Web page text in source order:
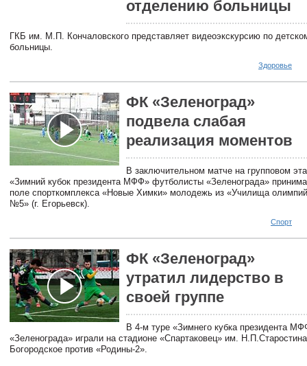
отделению больницы
ГКБ им. М.П. Кончаловского представляет видеоэкскурсию по
больницы.
Здоровье
ФК «Зеленоград»
подвела слабая
реализация моментов
В заключительном матче на групповом
«Зимний кубок президента МФФ» футболисты «Зеленограда»
поле спорткомплекса «Новые Химки» молодежь из «Училища
№5» (г. Егорьевск).
Спорт
ФК «Зеленоград»
утратил лидерство в
своей группе
В 4-м туре «Зимнего кубка президента
«Зеленограда» играли на стадионе «Спартаковец» им.
Богородское против «Родины-2».